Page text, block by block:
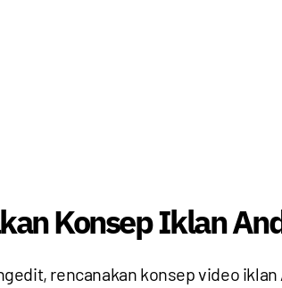
Konsep Iklan
rencanakan konsep video